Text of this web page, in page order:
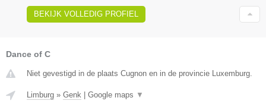
BEKIJK VOLLEDIG PROFIEL
Dance of C
Niet gevestigd in de plaats Cugnon en in de provincie Luxemburg.
Limburg » Genk | Google maps ▼